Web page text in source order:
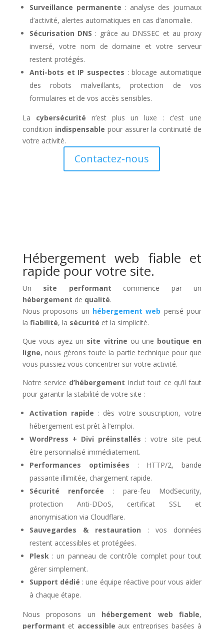
Surveillance permanente : analyse des journaux
d’activité, alertes automatiques en cas d’anomalie.
Sécurisation DNS : grâce au DNSSEC et au proxy
inversé, votre nom de domaine et votre serveur
restent protégés.
Anti-bots et IP suspectes : blocage automatique
des robots malveillants, protection de vos
formulaires et de vos accès sensibles.
La cybersécurité n’est plus un luxe : c’est une
condition indispensable pour assurer la continuité de
votre activité.
Contactez-nous
Hébergement web fiable et
rapide pour votre site.
Un site performant commence par un
hébergement de qualité.
Nous proposons un hébergement web pensé pour
la fiabilité, la sécurité et la simplicité.
Que vous ayez un site vitrine ou une boutique en
ligne, nous gérons toute la partie technique pour que
vous puissiez vous concentrer sur votre activité.
Notre service d’hébergement inclut tout ce qu’il faut
pour garantir la stabilité de votre site :
Activation rapide : dès votre souscription, votre
hébergement est prêt à l’emploi.
WordPress + Divi préinstallés : votre site peut
être personnalisé immédiatement.
Performances optimisées : HTTP/2, bande
passante illimitée, chargement rapide.
Sécurité renforcée : pare-feu ModSecurity,
protection Anti-DDoS, certificat SSL et
anonymisation via Cloudflare.
Sauvegardes & restauration : vos données
restent accessibles et protégées.
Plesk: un panneau de contrôle complet pour tout
gérer simplement.
Support dédié : une équipe réactive pour vous aider
à chaque étape.
Nous proposons un hébergement web fiable,
performant et accessible aux entreprises basées à